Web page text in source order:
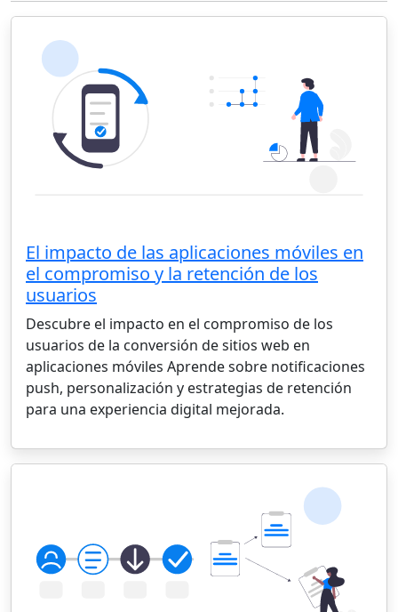
El impacto de las aplicaciones móviles en
el compromiso y la retención de los
usuarios
Descubre el impacto en el compromiso de los
usuarios de la conversión de sitios web en
aplicaciones móviles Aprende sobre notificaciones
push, personalización y estrategias de retención
para una experiencia digital mejorada.